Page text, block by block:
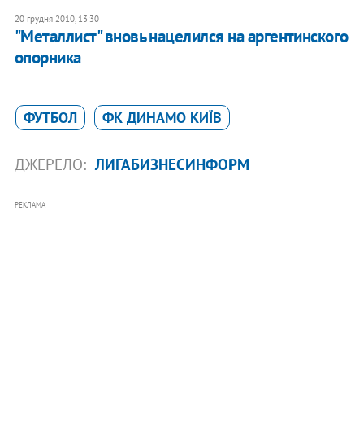
20 грудня 2010, 13:30
"Металлист" вновь нацелился на аргентинского
опорника
ФУТБОЛ ФК ДИНАМО КИЇВ
ДЖЕРЕЛО: ЛИГАБИЗНЕСИНФОРМ
РЕКЛАМА